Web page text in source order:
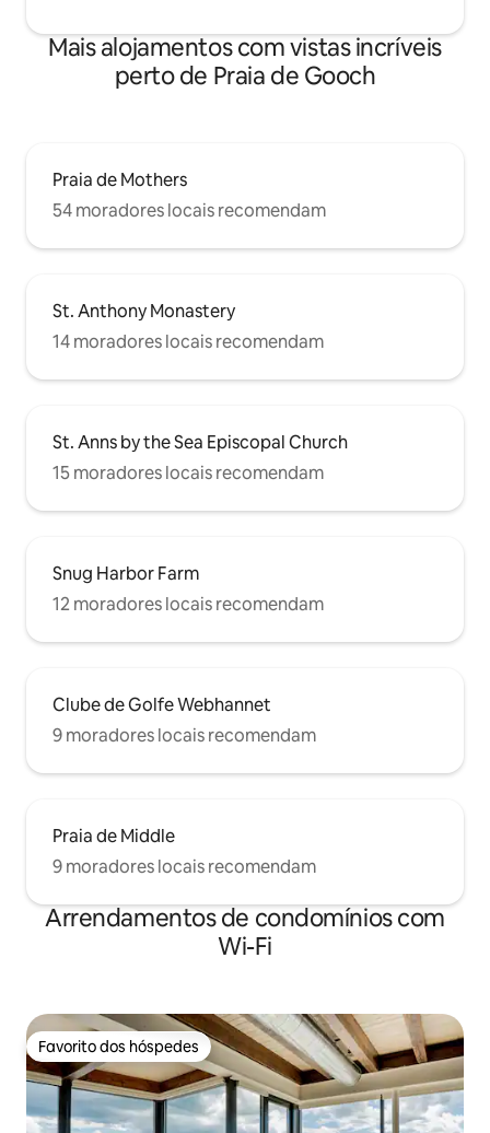
Mais alojamentos com vistas incríveis
perto de Praia de Gooch
Praia de Mothers
54 moradores locais recomendam
St. Anthony Monastery
14 moradores locais recomendam
St. Anns by the Sea Episcopal Church
15 moradores locais recomendam
Snug Harbor Farm
12 moradores locais recomendam
Clube de Golfe Webhannet
9 moradores locais recomendam
Praia de Middle
9 moradores locais recomendam
Arrendamentos de condomínios com
Wi-Fi
Favorito dos hóspedes
Favorito dos hóspedes